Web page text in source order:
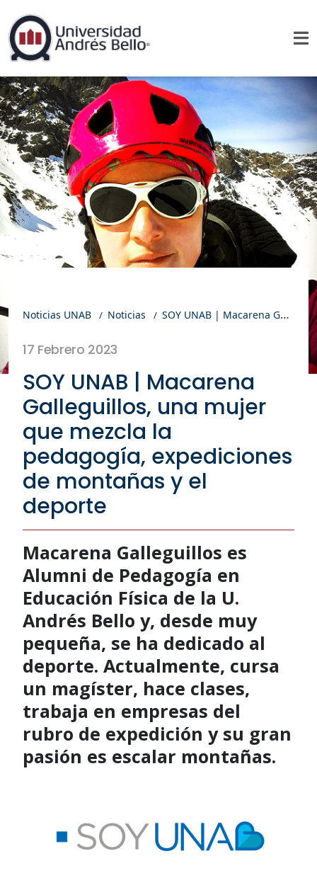
Noticias UNAB Noticias SOY UNAB | Macarena Galleguillos, una mujer que mezcla la pedagogía, expediciones de montañas y el deporte
17 Febrero 2023
SOY UNAB | Macarena
Galleguillos, una mujer
que mezcla la
pedagogía, expediciones
de montañas y el
deporte
Macarena Galleguillos es
Alumni de Pedagogía en
Educación Física de la U.
Andrés Bello y, desde muy
pequeña, se ha dedicado al
deporte. Actualmente, cursa
un magíster, hace clases,
trabaja en empresas del
rubro de expedición y su gran
pasión es escalar montañas.